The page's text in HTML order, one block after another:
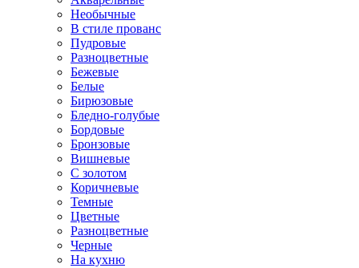
Необычные
В стиле прованс
Пудровые
Разноцветные
Бежевые
Белые
Бирюзовые
Бледно-голубые
Бордовые
Бронзовые
Вишневые
С золотом
Коричневые
Темные
Цветные
Разноцветные
Черные
На кухню